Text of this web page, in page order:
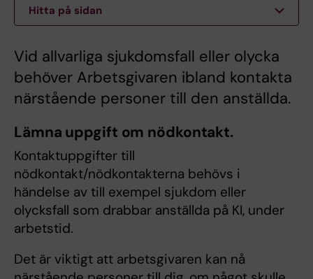
Hitta på sidan
Vid allvarliga sjukdomsfall eller olycka
behöver Arbetsgivaren ibland kontakta
närstående personer till den anställda.
Lämna uppgift om nödkontakt.
Kontaktuppgifter till
nödkontakt/nödkontakterna behövs i
händelse av till exempel sjukdom eller
olycksfall som drabbar anställda på KI, under
arbetstid.
Det är viktigt att arbetsgivaren kan nå